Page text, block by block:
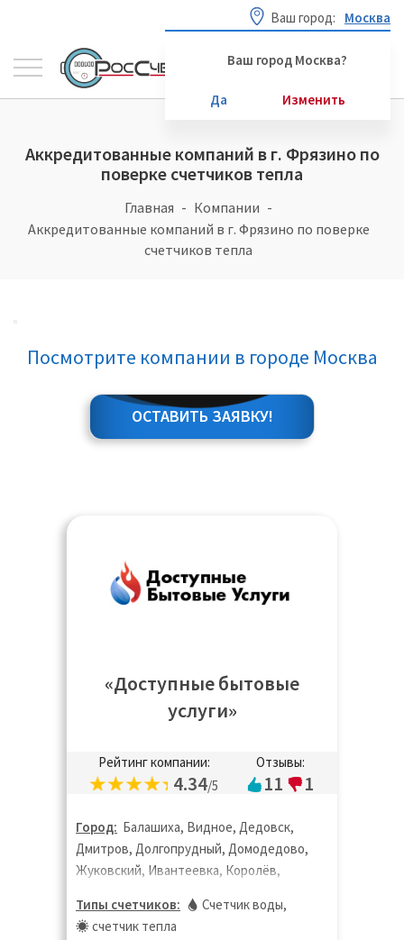
Ваш город: Москва
Ваш город Москва?
Да Изменить
Аккредитованные компаний в г. Фрязино по
поверке счетчиков тепла
Главная
Компании
Аккредитованные компаний в г. Фрязино по поверке
счетчиков тепла
Посмотрите компании в городе Москва
ОСТАВИТЬ ЗАЯВКУ!
«Доступные бытовые
услуги»
Рейтинг компании:
4.34/5
Отзывы:
11 1
Город: Балашиха, Видное, Дедовск,
Дмитров, Долгопрудный, Домодедово,
Жуковский, Ивантеевка, Королёв,
Люберцы, Москва, Московская область,
Мытищи, Ногинск, Одинцово, Пушкино,
Типы счетчиков: Счетчик воды,
счетчик тепла